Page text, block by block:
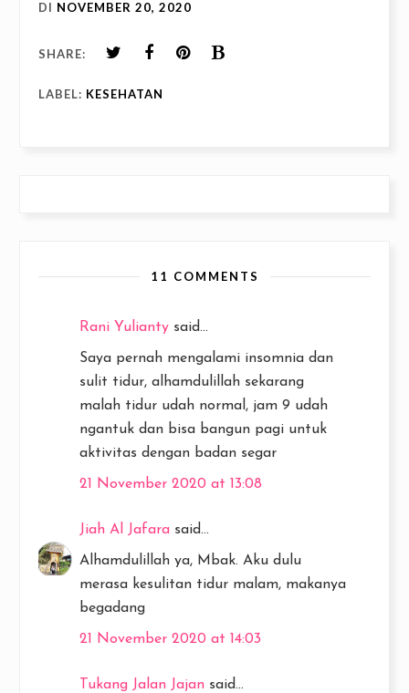
DI NOVEMBER 20, 2020
SHARE:
LABEL: KESEHATAN
11 COMMENTS
Rani Yulianty said...
Saya pernah mengalami insomnia dan
sulit tidur, alhamdulillah sekarang
malah tidur udah normal, jam 9 udah
ngantuk dan bisa bangun pagi untuk
aktivitas dengan badan segar
21 November 2020 at 13:08
Jiah Al Jafara said...
Alhamdulillah ya, Mbak. Aku dulu
merasa kesulitan tidur malam, makanya
begadang
21 November 2020 at 14:03
Tukang Jalan Jajan said...